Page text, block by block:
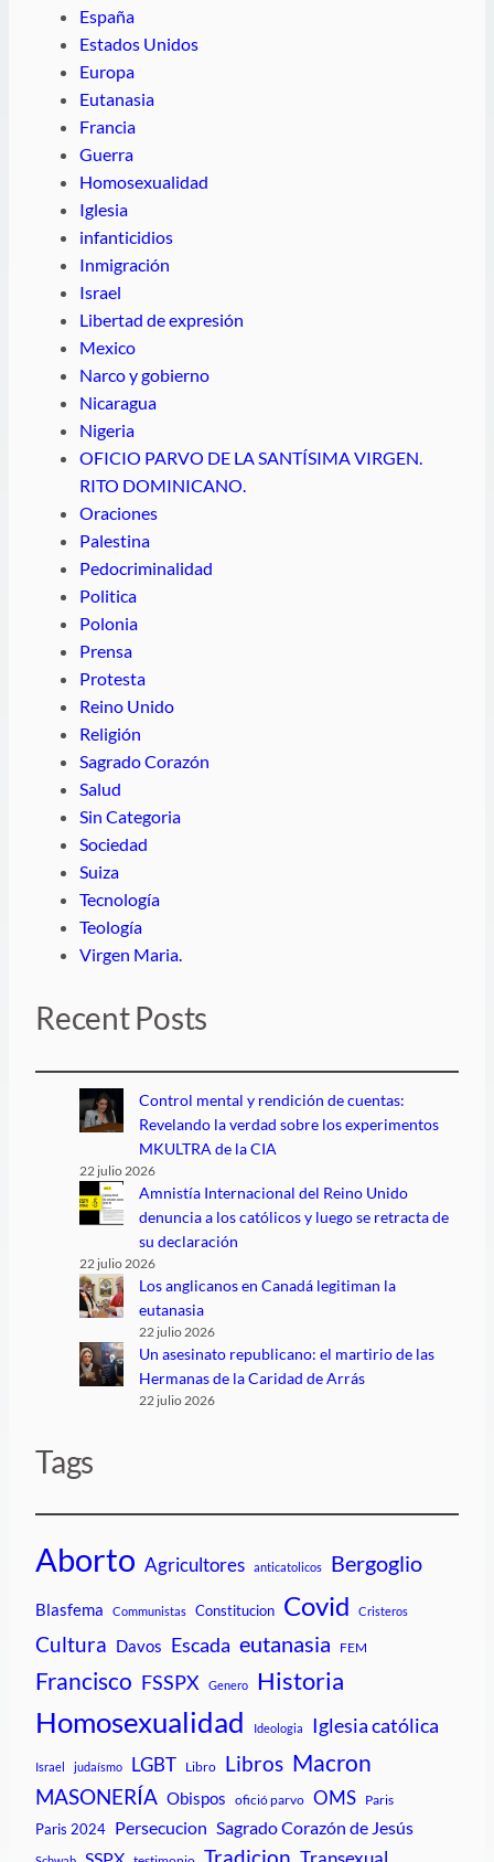
España
Estados Unidos
Europa
Eutanasia
Francia
Guerra
Homosexualidad
Iglesia
infanticidios
Inmigración
Israel
Libertad de expresión
Mexico
Narco y gobierno
Nicaragua
Nigeria
OFICIO PARVO DE LA SANTÍSIMA VIRGEN.
RITO DOMINICANO.
Oraciones
Palestina
Pedocriminalidad
Politica
Polonia
Prensa
Protesta
Reino Unido
Religión
Sagrado Corazón
Salud
Sin Categoria
Sociedad
Suiza
Tecnología
Teología
Virgen Maria.
Recent Posts
Control mental y rendición de cuentas:
Revelando la verdad sobre los experimentos
MKULTRA de la CIA
22 julio 2026
Amnistía Internacional del Reino Unido
denuncia a los católicos y luego se retracta de
su declaración
22 julio 2026
Los anglicanos en Canadá legitiman la
eutanasia
22 julio 2026
Un asesinato republicano: el martirio de las
Hermanas de la Caridad de Arrás
22 julio 2026
Tags
Aborto Agricultores anticatolicos Bergoglio
Blasfema Communistas Constitucion Covid Cristeros
Cultura Davos Escada eutanasia FEM
Francisco FSSPX Genero Historia
Homosexualidad Ideologia Iglesia católica
Israel judaísmo LGBT Libro Libros Macron
MASONERÍA Obispos ofició parvo OMS Paris
Paris 2024 Persecucion Sagrado Corazón de Jesús
SSPX Tradicion